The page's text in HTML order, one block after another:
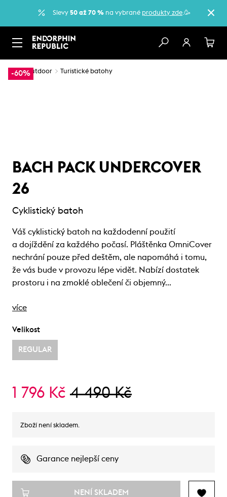
Slevy 50 až 70 % na vybrané produkty zde.🥳
-60%
… Outdoor Turistické batohy
BACH PACK UNDERCOVER
26
Cyklistický batoh
Váš cyklistický batoh na každodenní použití
a dojíždění za každého počasí. Pláštěnka OmniCover
nechrání pouze před deštěm, ale napomáhá i tomu,
že vás bude v provozu lépe vidět. Nabízí dostatek
prostoru i na zmoklé oblečení či objemný…
více
Velikost
REGULAR
1 796 Kč 4 490 Kč
Zboží není skladem.
Garance nejlepší ceny
NENÍ SKLADEM